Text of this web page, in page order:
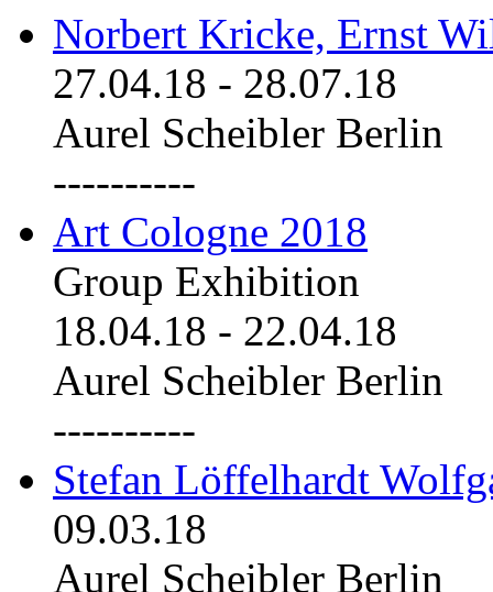
Norbert Kricke, Ernst
27.04.18 - 28.07.18
Aurel Scheibler Berlin
----------
Art Cologne 2018
Group Exhibition
18.04.18 - 22.04.18
Aurel Scheibler Berlin
----------
Stefan Löffelhardt
09.03.18
Aurel Scheibler Berlin